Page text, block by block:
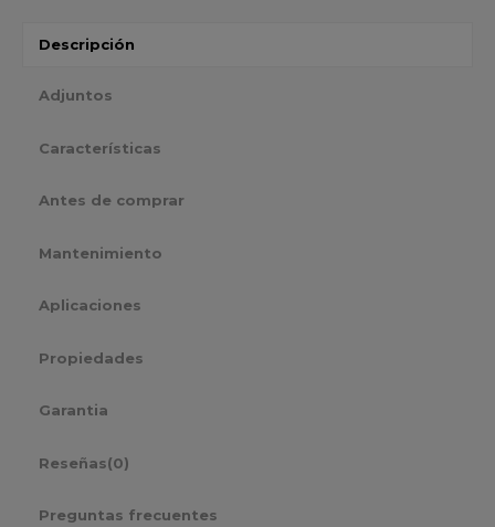
Descripción
Adjuntos
Características
Antes de comprar
Mantenimiento
Aplicaciones
Propiedades
Garantia
Reseñas(0)
Preguntas frecuentes